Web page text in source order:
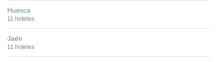
Huesca
11 hoteles
Jaén
11 hoteles